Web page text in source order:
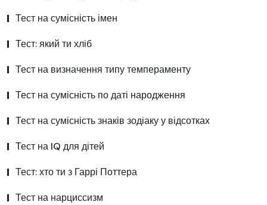
Тест на сумісність імен
Тест: який ти хліб
Тест на визначення типу темпераменту
Тест на сумісність по даті народження
Тест на сумісність знаків зодіаку у відсотках
Тест на IQ для дітей
Тест: хто ти з Гаррі Поттера
Тест на нарциссизм